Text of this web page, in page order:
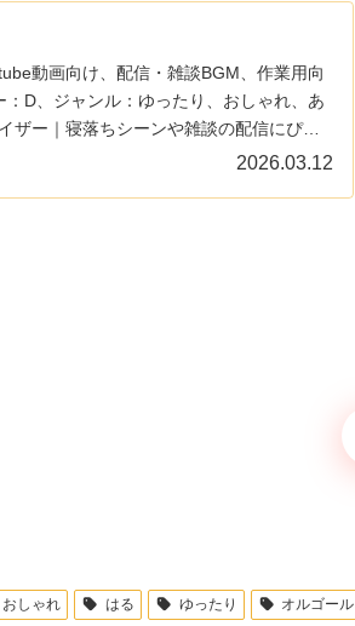
動画向け、配信・雑談BGM、作業用向
D、ジャンル：ゆったり、おしゃれ、あ
ー｜寝落ちシーンや雑談の配信にぴっ
ドの広がりが一押しポイント！2026.03.12
おしゃれ はる ゆったり オルゴール